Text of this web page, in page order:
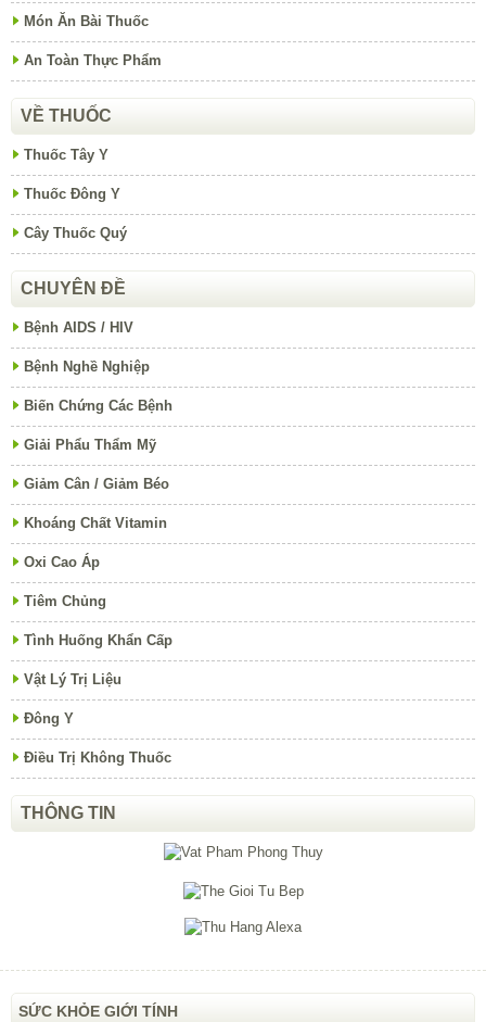
Món Ăn Bài Thuốc
An Toàn Thực Phẩm
VỀ THUỐC
Thuốc Tây Y
Thuốc Đông Y
Cây Thuốc Quý
CHUYÊN ĐỀ
Bệnh AIDS / HIV
Bệnh Nghề Nghiệp
Biến Chứng Các Bệnh
Giải Phẩu Thẩm Mỹ
Giảm Cân / Giảm Béo
Khoáng Chất Vitamin
Oxi Cao Áp
Tiêm Chủng
Tình Huống Khẩn Cấp
Vật Lý Trị Liệu
Đông Y
Điều Trị Không Thuốc
THÔNG TIN
SỨC KHỎE GIỚI TÍNH